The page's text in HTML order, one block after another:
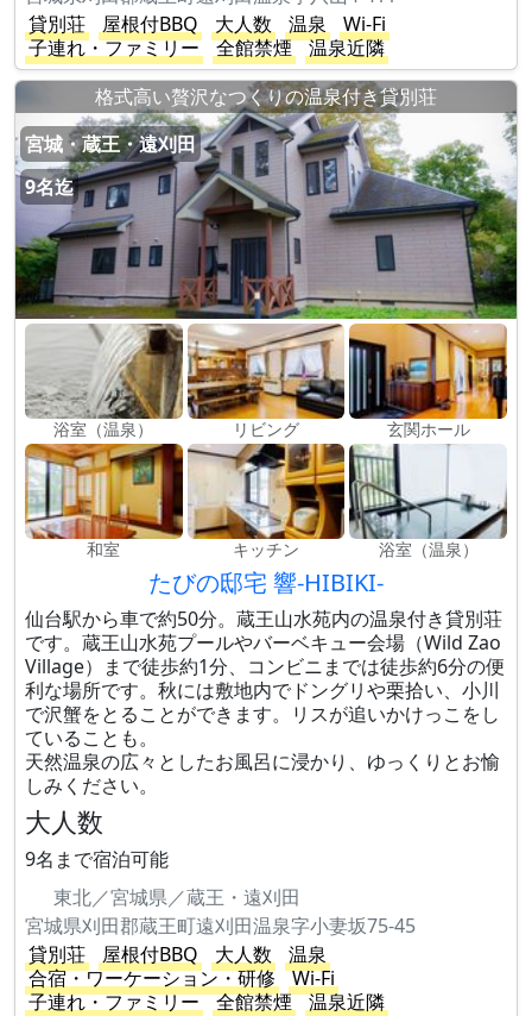
貸別荘
屋根付BBQ 大人数 温泉
Wi-Fi
子連れ・ファミリー
全館禁煙
温泉近隣
格式高い贅沢なつくりの温泉付き貸別荘
宮城・蔵王・遠刈田
9名迄
浴室（温泉） リビング 玄関ホール
和室 キッチン 浴室（温泉）
たびの邸宅 響-HIBIKI-
仙台駅から車で約50分。蔵王山水苑内の温泉付き貸別荘
です。蔵王山水苑プールやバーベキュー会場（Wild Zao
Village）まで徒歩約1分、コンビニまでは徒歩約6分の便
利な場所です。秋には敷地内でドングリや栗拾い、小川
で沢蟹をとることができます。リスが追いかけっこをし
ていることも。
天然温泉の広々としたお風呂に浸かり、ゆっくりとお愉
しみください。
大人数
9名まで宿泊可能
東北／宮城県／蔵王・遠刈田
宮城県刈田郡蔵王町遠刈田温泉字小妻坂75-45
貸別荘
屋根付BBQ 大人数
温泉
合宿・ワーケーション・研修
Wi-Fi
子連れ・ファミリー
全館禁煙
温泉近隣